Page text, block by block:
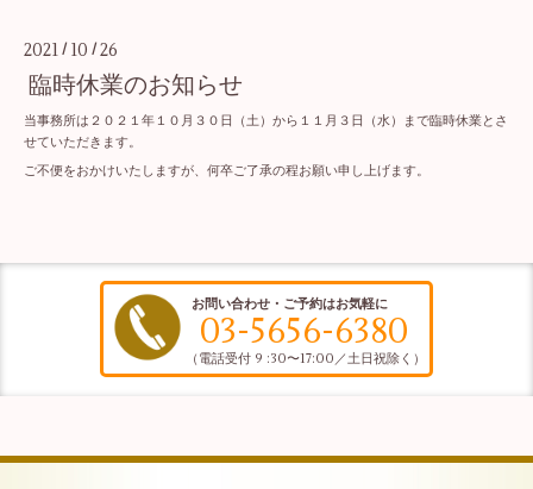
2021 / 10 / 26
臨時休業のお知らせ
当事務所は２０２１年１０月３０日（土）から１１月３日（水）まで臨時休業とさ
せていただきます。
ご不便をおかけいたしますが、何卒ご了承の程お願い申し上げます。
お問い合わせ・ご予約はお気軽に
03-5656-6380
（電話受付 9 :30〜17:00／土日祝除く）